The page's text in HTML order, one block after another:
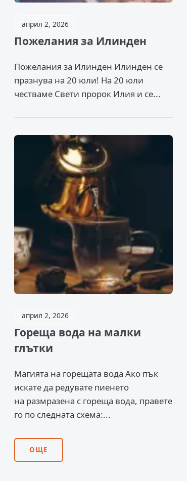
април 2, 2026
Пожелания за Илинден
Пожелания за Илинден Илинден се
празнува на 20 юли! На 20 юли
честваме Свети пророк Илия и се...
април 2, 2026
Гореща вода на малки
глътки
Магията на горещата вода Ако пък
искате да редувате пиенето
на размразена с гореща вода, правете
го по следната схема:...
ОЩЕ